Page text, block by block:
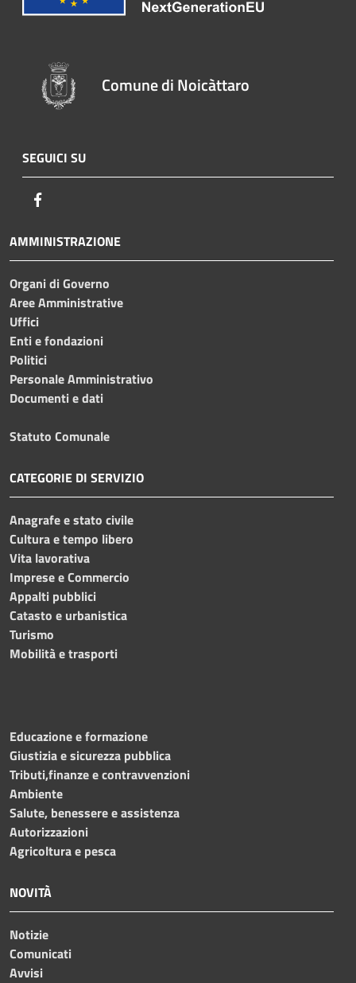
Comune di Noicàttaro
SEGUICI SU
AMMINISTRAZIONE
Organi di Governo
Aree Amministrative
Uffici
Enti e fondazioni
Politici
Personale Amministrativo
Documenti e dati
Statuto Comunale
CATEGORIE DI SERVIZIO
Anagrafe e stato civile
Cultura e tempo libero
Vita lavorativa
Imprese e Commercio
Appalti pubblici
Catasto e urbanistica
Turismo
Mobilità e trasporti
Educazione e formazione
Giustizia e sicurezza pubblica
Tributi,finanze e contravvenzioni
Ambiente
Salute, benessere e assistenza
Autorizzazioni
Agricoltura e pesca
NOVITÀ
Notizie
Comunicati
Avvisi